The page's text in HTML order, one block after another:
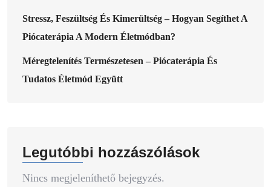
Stressz, Feszültség És Kimerültség – Hogyan Segíthet A
Piócaterápia A Modern Életmódban?
Méregtelenítés Természetesen – Piócaterápia És
Tudatos Életmód Együtt
Legutóbbi hozzászólások
Nincs megjeleníthető bejegyzés.